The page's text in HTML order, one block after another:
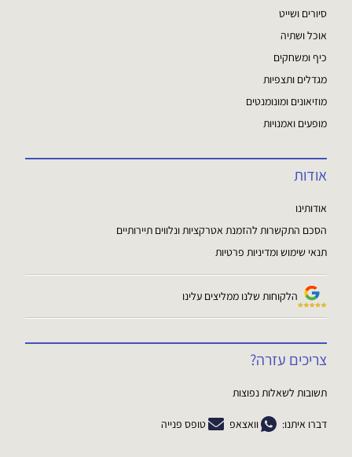
סיורים ושייט
אוכל ושתיה
כיף ומשחקים
מגדלים ותצפיות
מוזיאונים ומונומנטים
מופעים ואמנויות
אודות
אודותינו
הסכם התקשרות להזמנת אטרקציות ונלווים תיירותיים
תנאי שימוש ומדיניות פרטיות
הלקוחות שלנו ממליצים עלינו
צריכים עזרה?
תשובות לשאלות נפוצות
דברו איתנו: וואצאפ טופס פנייה